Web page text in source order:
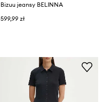
Bizuu jeansy BELINNA
599,99 zł